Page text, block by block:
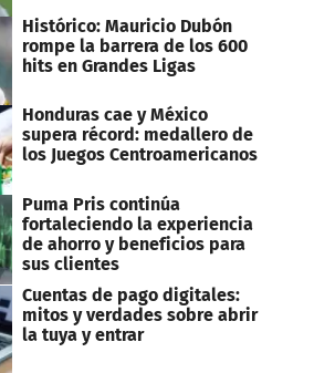
Histórico: Mauricio Dubón
rompe la barrera de los 600
hits en Grandes Ligas
Honduras cae y México
supera récord: medallero de
los Juegos Centroamericanos
Puma Pris continúa
fortaleciendo la experiencia
de ahorro y beneficios para
sus clientes
Cuentas de pago digitales:
mitos y verdades sobre abrir
la tuya y entrar